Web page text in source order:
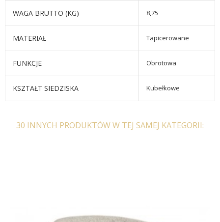
WAGA BRUTTO (KG) 8,75
MATERIAŁ Tapicerowane
FUNKCJE Obrotowa
KSZTAŁT SIEDZISKA Kubełkowe
30 INNYCH PRODUKTÓW W TEJ SAMEJ KATEGORII: